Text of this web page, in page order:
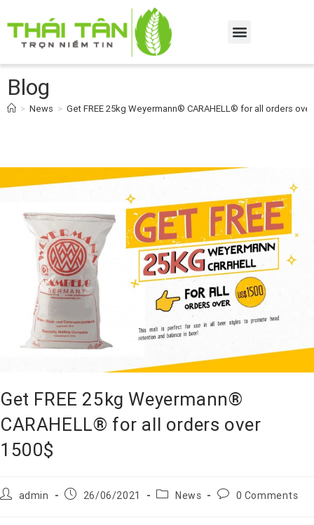
Blog
> News > Get FREE 25kg Weyermann® CARAHELL® for all orders
Get FREE 25kg Weyermann®
CARAHELL® for all orders over
1500$
admin 26/06/2021 News 0 Comments